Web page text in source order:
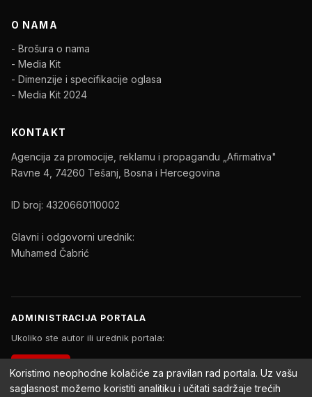
O NAMA
- Brošura o nama
- Media Kit
- Dimenzije i specifikacije oglasa
- Media Kit 2024
KONTAKT
Agencija za promocije, reklamu i propagandu „Afirmativa"
Ravne 4, 74260 Tešanj, Bosna i Hercegovina
ID broj: 4320660110002
Glavni i odgovorni urednik:
Muhamed Čabrić
ADMINISTRACIJA PORTALA
Ukoliko ste autor ili urednik portala:
Koristimo neophodne kolačiće za pravilan rad portala. Uz vašu
saglasnost možemo koristiti analitiku i učitati sadržaje trećih